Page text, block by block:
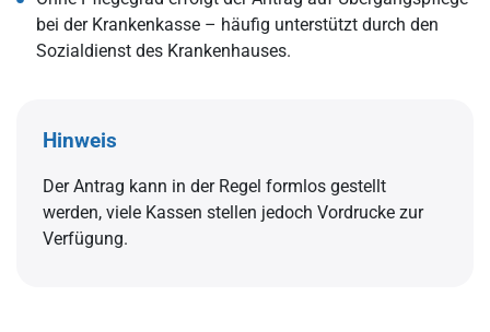
bei der Krankenkasse – häufig unterstützt durch den
Sozialdienst des Krankenhauses.
Hinweis
Der Antrag kann in der Regel formlos gestellt
werden, viele Kassen stellen jedoch Vordrucke zur
Verfügung.